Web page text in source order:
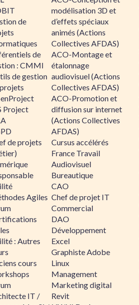
de
de
: CMMI
de gestion
Project
de projets
Agiles
: Autres
cours
IT /
modélisation 3D et
d’effets spéciaux
animés (Actions
Collectives AFDAS)
ACO-Montage et
étalonnage
audiovisuel (Actions
Collectives AFDAS)
ACO-Promotion et
diffusion sur internet
(Actions Collectives
AFDAS)
Cursus accélérés
France Travail
Audiovisuel
Bureautique
CAO
Chef de projet IT
Commercial
DAO
Développement
Excel
Graphiste Adobe
Linux
Management
Marketing digital
Revit